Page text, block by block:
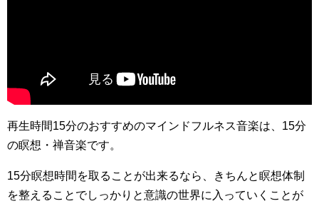
再生時間15分のおすすめのマインドフルネス音楽は、15分
の瞑想・禅音楽です。
15分瞑想時間を取ることが出来るなら、きちんと瞑想体制
を整えることでしっかりと意識の世界に入っていくことが